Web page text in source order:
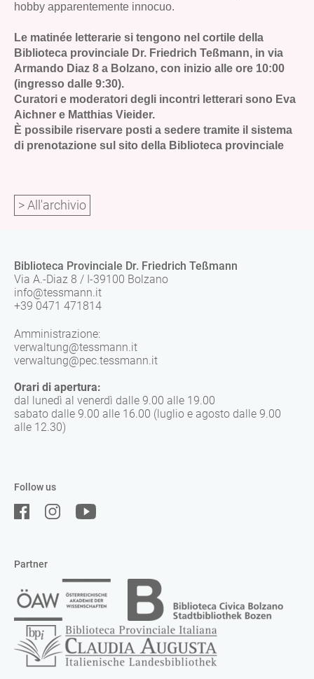
hobby apparentemente innocuo.
Le matinée letterarie si tengono nel cortile della
Biblioteca provinciale Dr. Friedrich Teßmann, in via
Armando Diaz 8 a Bolzano, con inizio alle ore 10:00
(ingresso dalle 9:30).
Curatori e moderatori degli incontri letterari sono Eva
Aichner e Matthias Vieider.
È possibile riservare posti a sedere tramite il sistema
di prenotazione sul sito della Biblioteca provinciale
> All'archivio
Biblioteca Provinciale Dr. Friedrich Teßmann
Via A.-Diaz 8 / I-39100 Bolzano
info@tessmann.it
+39 0471 471814
Follow us
Amministrazione:
verwaltung@tessmann.it
verwaltung@pec.tessmann.it
Orari di apertura:
dal lunedì al venerdì dalle 9.00 alle 19.00
sabato dalle 9.00 alle 16.00 (luglio e agosto dalle 9.00
alle 12.30)
Partner